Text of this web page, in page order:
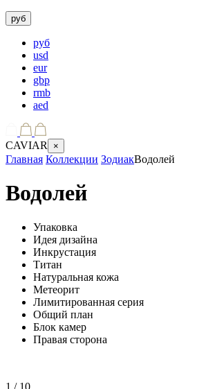
руб
руб
usd
eur
gbp
rmb
aed
CAVIAR ×
Главная Коллекции ЗодиакВодолей
Водолей
Упаковка
Идея дизайна
Инкрустация
Титан
Натуральная кожа
Метеорит
Лимитированная серия
Общий план
Блок камер
Правая сторона
1 / 10